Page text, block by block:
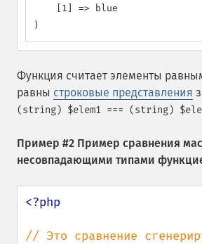
    [1] => blue
)
Функция считает элементы
равны строковые представления
(string) $elem1 === (string)
Пример #2 Пример сравнения
несовпадающими типами
<?php
// Это сравнение